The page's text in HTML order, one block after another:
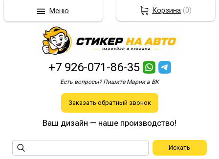
+7 926-071-86-35
Есть вопросы? Пишите Марии в ВК
Заказать обратный звонок
Ваш дизайн — наше производство!
Корзина (0)
Меню